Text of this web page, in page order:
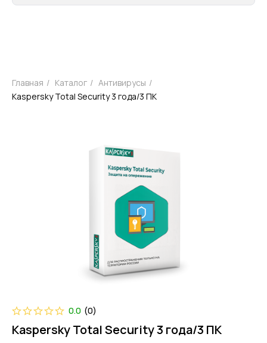
Главная / Каталог / Антивирусы /
Kaspersky Total Security 3 года/3 ПК
0.0 (0)
Kaspersky Total Security 3 года/3 ПК